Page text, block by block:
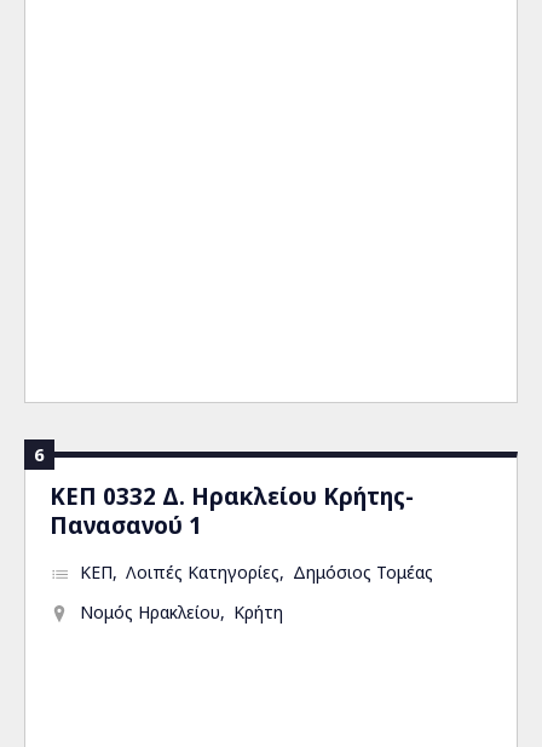
6
ΚΕΠ 0332 Δ. Ηρακλείου Κρήτης-
Πανασανού 1
ΚΕΠ Λοιπές Κατηγορίες
Δημόσιος Τομέας
Νομός Ηρακλείου
Κρήτη